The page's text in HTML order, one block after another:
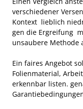
verschiedener
Kontext lieblich
gen die Ergreifung
unsaubere Methode
Ein faires Angebot
Folienmaterial,
erkennbar listen.